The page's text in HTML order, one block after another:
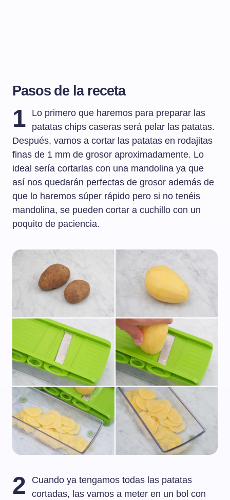
Pasos de la receta
1
Lo primero que haremos para preparar las
patatas chips caseras será pelar las patatas.
Después, vamos a cortar las patatas en rodajitas
finas de 1 mm de grosor aproximadamente. Lo
ideal sería cortarlas con una mandolina ya que
así nos quedarán perfectas de grosor además de
que lo haremos súper rápido pero si no tenéis
mandolina, se pueden cortar a cuchillo con un
poquito de paciencia.
2
Cuando ya tengamos todas las patatas
cortadas, las vamos a meter en un bol con